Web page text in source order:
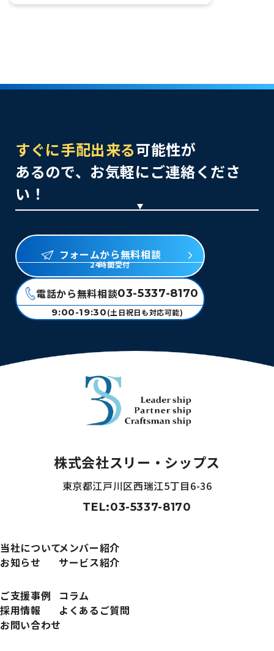
すぐに手配出来る可能性が
あるので、お気軽にご連絡くださ
い！
フォームから無料相談
24時間受付
電話から無料相談03-5337-8170
9:00-19:30(土日祝日も対応可能)
株式会社スリー・シップス
東京都江戸川区西瑞江5丁目6-36
TEL:03-5337-8170
当社についてメンバー紹介
お知らせ
サービス紹介
ご支援事例
コラム
採用情報
よくあるご質問
お問い合わせ